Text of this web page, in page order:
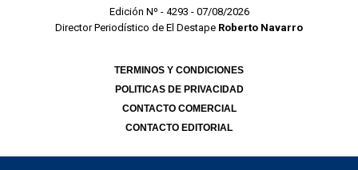
Edición Nº - 4293 - 07/08/2026
Director Periodístico de El Destape Roberto Navarro
TERMINOS Y CONDICIONES
POLITICAS DE PRIVACIDAD
CONTACTO COMERCIAL
CONTACTO EDITORIAL